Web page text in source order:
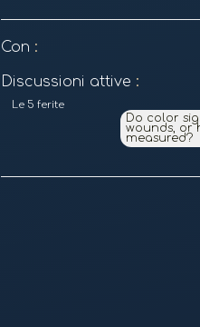
Con :
Discussioni attive :
Le 5 ferite
Do color
wounds, or
measured?